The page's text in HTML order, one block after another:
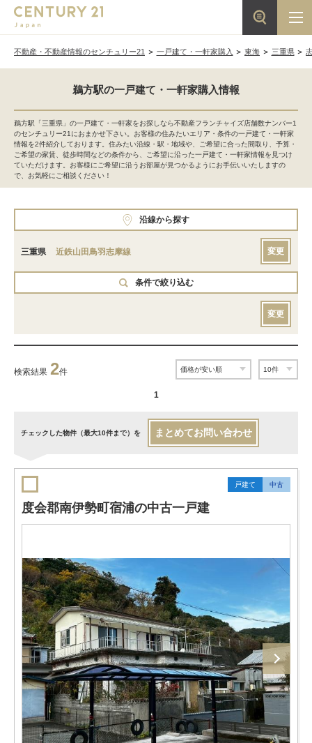
不動産・不動産情報のセンチュリー21 一戸建て・一軒家購入 東海 三重県
鵜方駅の一戸建て・一軒家購入情報
鵜方駅「三重県」の一戸建て・一軒家をお探しなら不動産フランチャイズ店舗数ナンバー1
のセンチュリー21におまかせ下さい。お客様の住みたいエリア・条件の一戸建て・一軒家
情報を2件紹介しております。住みたい沿線・駅・地域や、ご希望に合った間取り、予算・
ご希望の家賃、徒歩時間などの条件から、ご希望に沿った一戸建て・一軒家情報を見つけ
ていただけます。お客様にご希望に沿うお部屋が見つかるようにお手伝いいたしますの
で、お気軽にご相談ください！
沿線から探す
三重県 近鉄山田鳥羽志摩線 変更
条件で絞り込む
変更
検索結果 2件
1
チェックした物件（最大10件まで）を まとめてお問い合わせ
戸建て 中古
度会郡南伊勢町宿浦の中古一戸建